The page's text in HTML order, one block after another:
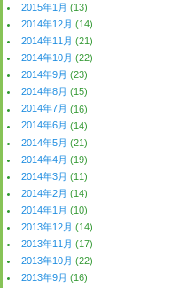
2015年1月 (13)
2014年12月 (14)
2014年11月 (21)
2014年10月 (22)
2014年9月 (23)
2014年8月 (15)
2014年7月 (16)
2014年6月 (14)
2014年5月 (21)
2014年4月 (19)
2014年3月 (11)
2014年2月 (14)
2014年1月 (10)
2013年12月 (14)
2013年11月 (17)
2013年10月 (22)
2013年9月 (16)